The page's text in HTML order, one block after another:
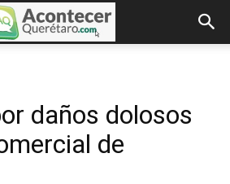
daños dolosos
de